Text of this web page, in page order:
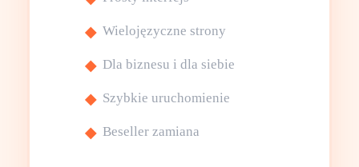
Wielojęzyczne strony
Dla biznesu i dla siebie
Szybkie uruchomienie
Beseller zamiana